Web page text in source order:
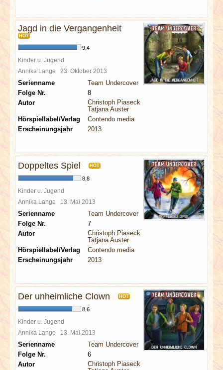
Jagd in die Vergangenheit
HOT
9,4
Kinder u. Jugend
Annika Lange 23. Oktober 2013
Serienname
Team Undercover
Folge Nr.
8
Autor
Christoph Piasecki
Tatjana Auster
Hörspiellabel/Verlag
Contendo media
Erscheinungsjahr
2013
Doppeltes Spiel HOT
8,8
Kinder u. Jugend
Annika Lange 13. Mai 2013
Serienname
Team Undercover
Folge Nr.
7
Autor
Christoph Piasecki
Tatjana Auster
Hörspiellabel/Verlag
Contendo media
Erscheinungsjahr
2013
Der unheimliche Clown HOT
8,6
Kinder u. Jugend
Annika Lange 13. Mai 2013
Serienname
Team Undercover
Folge Nr.
6
Autor
Christoph Piasecki